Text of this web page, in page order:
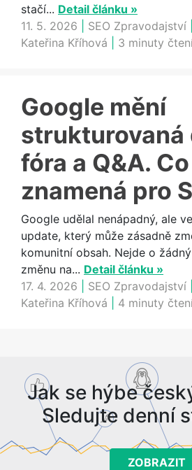
stačí... Detail článku »
11. 5. 2026
SEO Zpravodajství
Kateřina Kříhová
3 minuty
Google mění
strukturovaná
fóra a Q&A.
znamená pro
Google udělal nenápadný, ale
update, který může zásadně
komunitní obsah. Nejde o
změnu na... Detail článku »
17. 4. 2026
SEO Zpravodajství
Kateřina Kříhová
4 minuty
Jak se hýbe
Sledujte denní
ZOBRAZIT